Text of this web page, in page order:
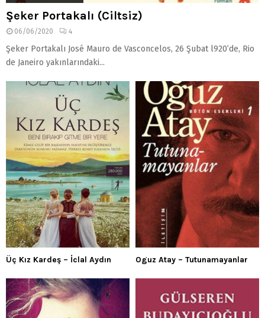
Şeker Portakalı (Ciltsiz)
06/06/2020 4
Şeker Portakalı José Mauro de Vasconcelos, 26 Şubat l920’de, Rio
de Janeiro yakınlarındaki...
Üç Kız Kardeş – İclal Aydın Oguz Atay – Tutunamayanlar